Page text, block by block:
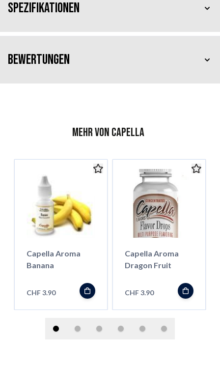
Spezifikationen
Bewertungen
Mehr von Capella
Capella Aroma
Banana
CHF 3.90
Capella Aroma
Dragon Fruit
CHF 3.90